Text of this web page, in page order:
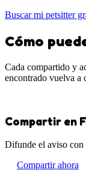
Buscar mi petsitter
Cómo
Cada compartido y
encontrado vuelva a
Compartir en
Difunde el aviso con
Compartir ahora